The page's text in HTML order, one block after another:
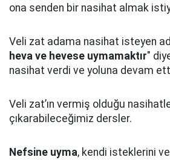
ona senden bir nasihat almak
Veli zat adama nasihat isteyen
heva ve hevese uymamaktır"
nasihat verdi ve yoluna devam
Veli zat’ın vermiş olduğu
çıkarabileceğimiz dersler.
Nefsine uyma, kendi isteklerini